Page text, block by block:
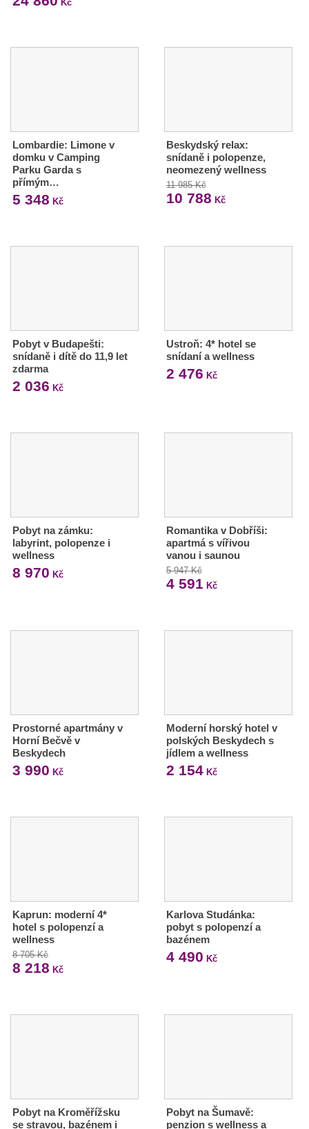
Kč
Lombardie: Limone v
domku v Camping
Parku Garda s
přímým…
5 348 Kč
Beskydský relax:
snídaně i polopenze,
neomezený wellness
11 985 Kč
10 788 Kč
Pobyt v Budapešti:
snídaně i dítě do 11,9 let
zdarma
2 036 Kč
Ustroň: 4* hotel se
snídaní a wellness
2 476 Kč
Pobyt na zámku:
labyrint, polopenze i
wellness
8 970 Kč
Romantika v Dobříši:
apartmá s vířivou
vanou i saunou
5 947 Kč
4 591 Kč
Prostorné apartmány v
Horní Bečvě v
Beskydech
3 990 Kč
Moderní horský hotel v
polských Beskydech s
jídlem a wellness
2 154Kč
Kaprun: moderní 4*
hotel s polopenzí a
wellness
8 705 Kč
8 218 Kč
Karlova Studánka:
pobyt s polopenzí a
bazénem
4 490 Kč
Pobyt na Kroměřížsku
se stravou, bazénem i
Pobyt na Šumavě:
penzion s wellness a